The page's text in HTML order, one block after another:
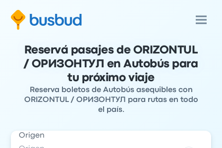
Reservá pasajes de ORIZONTUL
/ ОРИЗОНТУЛ en Autobús para
tu próximo viaje
Reserva boletos de Autobús asequibles con
ORIZONTUL / ОРИЗОНТУЛ para rutas en todo
el país.
Origen